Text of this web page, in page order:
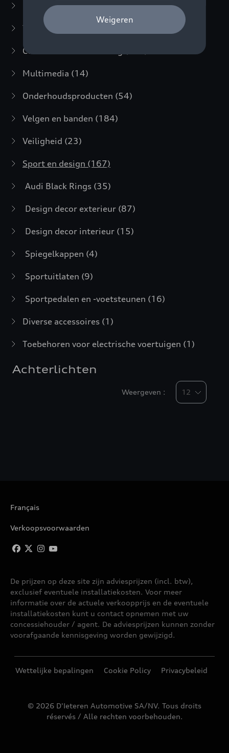
E-mobiliteit(6)
Transport
Comfort en bescherming
Multimedia (14)
Onderhoudsproducten (54)
Velgen en banden (184)
Veiligheid (23)
Sport en design (167)
Audi Black Rings (35)
Design decor exterieur (87)
Design decor interieur (15)
Spiegelkappen (4)
Sportuitlaten (9)
Sportpedalen en -voetsteunen (16)
Diverse accessoires (1)
Toebehoren voor electrische voertuigen (1)
Achterlichten
Weergeven :
Français
Verkoopsvoorwaarden
De prijzen op deze site zijn adviesprijzen (incl. btw),
exclusief eventuele installatiekosten. Voor meer
informatie over de actuele verkoopprijs en de eventuele
installatiekosten kunt u contact opnemen met uw
concessiehouder / agent. De adviesprijzen kunnen zonder
voorafgaande kennisgeving worden gewijzigd.
Wettelijke bepalingen Cookie Policy Privacybeleid
© 2026 D'Ieteren Automotive SA/NV. Tous droits
réservés / Alle rechten voorbehouden.